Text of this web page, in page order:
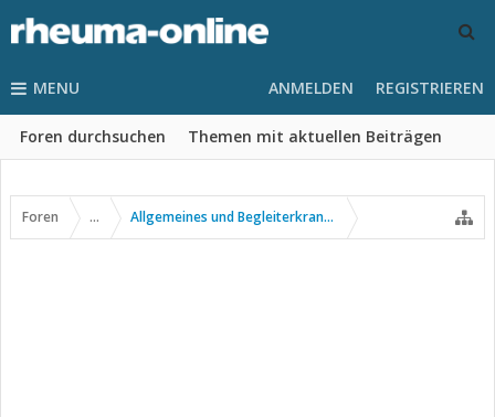
MENU
Foren durchsuchen Themen mit aktuellen Beiträgen
ANMELDEN REGISTRIEREN
Foren ... Allgemeines und Begleiterkrankungen